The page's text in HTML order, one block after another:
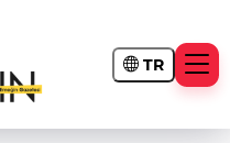
TR